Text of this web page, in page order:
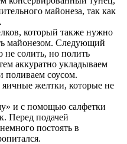
майонеза, так как
который также нужно
майонезом. Следующий
солить, но полить
аккуратно укладываем
поливаем соусом.
желтки, которые не
и с помощью салфетки
Перед подачей
постоять в